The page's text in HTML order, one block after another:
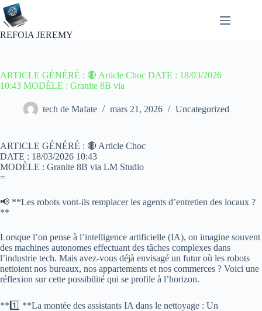
Passer
au
contenu
REFOIA JEREMY
ARTICLE GÉNÉRÉ : 🔴 Article Choc DATE : 18/03/2026
10:43 MODÈLE : Granite 8B via
tech de Mafate mars 21, 2026 Uncategorized
ARTICLE GÉNÉRÉ : 🔴 Article Choc
DATE : 18/03/2026 10:43
MODÈLE : Granite 8B via LM Studio
=
📢 **Les robots vont-ils remplacer les agents d’entretien des locaux ?
**
Lorsque l’on pense à l’intelligence artificielle (IA), on imagine souvent
des machines autonomes effectuant des tâches complexes dans
l’industrie tech. Mais avez-vous déjà envisagé un futur où les robots
nettoient nos bureaux, nos appartements et nos commerces ? Voici une
réflexion sur cette possibilité qui se profile à l’horizon.
**1️⃣ **La montée des assistants IA dans le nettoyage : Un